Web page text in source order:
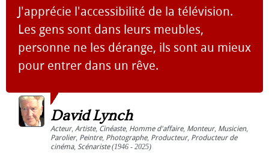
J'apprécie l'accessibilité de la télévision.
Les gens sont dans leurs meubles,
personne ne les dérange, ils sont au mieux
pour entrer dans un rêve.
David Lynch
Acteur, Artiste, Cinéaste, Homme d'affaire, Monteur, Musicien,
Parolier, Peintre, Photographe, Producteur, Producteur de
cinéma, Scénariste(1946 - 2025)